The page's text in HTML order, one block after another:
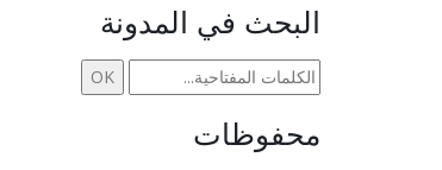
البحث في المدونة
محفوظات